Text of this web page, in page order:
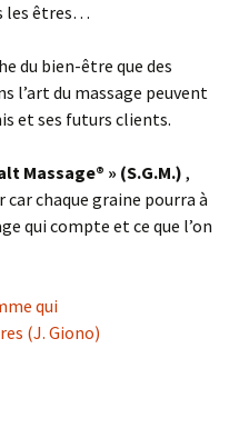
les êtres…
du bien-être que des
l’art du massage peuvent
et ses futurs clients.
Massage® » (S.G.M.) ,
car chaque graine pourra à
qui compte et ce que l’on